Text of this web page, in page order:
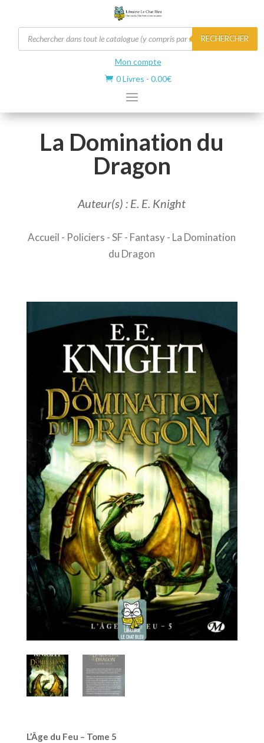
Recherche
de
produits
RECHERCHER
Mon compte
 0 Livres - 0.00€
La Domination du
Dragon
Auteur(s) : E. E. Knight
Accueil - Policiers - SF- Fantasy- La Domination
du Dragon
L’Âge du Feu – Tome 5